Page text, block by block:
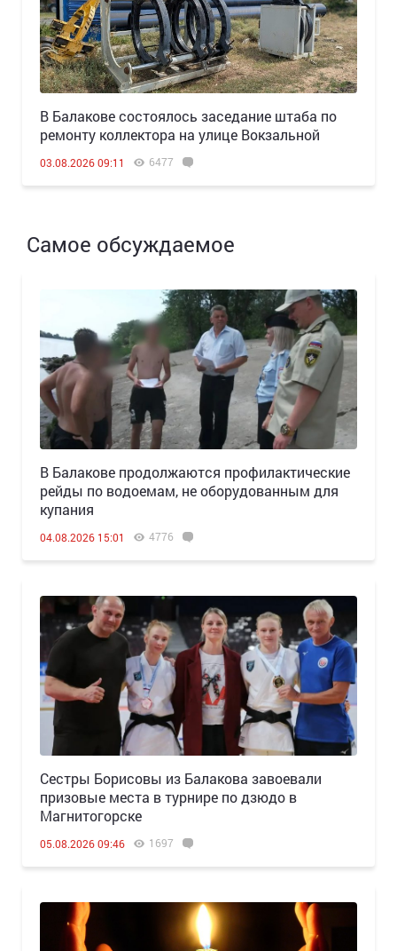
В Балакове состоялось заседание штаба по
ремонту коллектора на улице Вокзальной
03.08.2026 09:11 6477
Самое обсуждаемое
В Балакове продолжаются профилактические
рейды по водоемам, не оборудованным для
купания
04.08.2026 15:01 4776
Сестры Борисовы из Балакова завоевали
призовые места в турнире по дзюдо в
Магнитогорске
05.08.2026 09:46 1697